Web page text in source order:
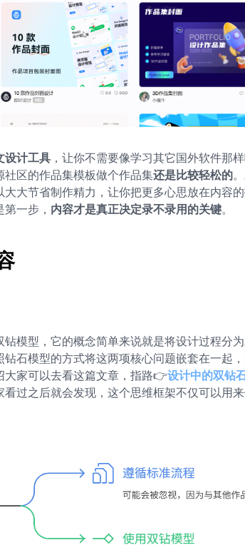
设计工具 ，让你不需要像学习其它国外软件那样
区的作品集模板做个作品集还是比较轻松的
大节省制作精力，让你把更多心思放在内容
一步， 内容才是真正决定录不录用的关键。
模型，它的概念简单来说就是将设计过程分
石模型的方式将这两项核心问题嵌套在一起
大家可以去看这篇文章，指路👉设计中的双钻
看过之后就会发现，这个思维框架不仅可以用